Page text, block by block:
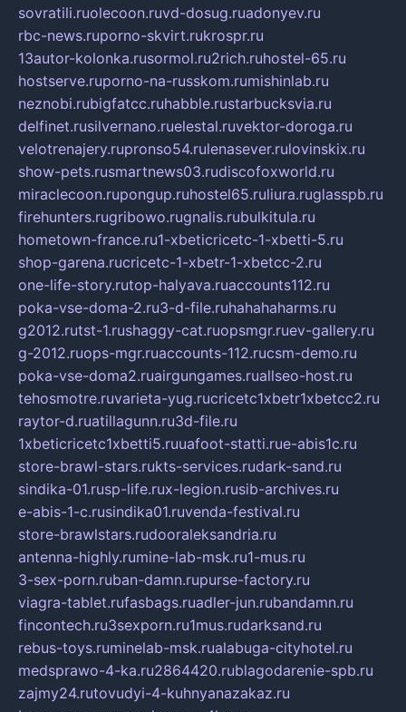
sovratili.ruolecoon.ruvd-dosug.ruadonyev.ru
rbc-news.ruporno-skvirt.rukrospr.ru
13autor-kolonka.rusormol.ru2rich.ruhostel-65.ru
hostserve.ruporno-na-russkom.rumishinlab.ru
neznobi.rubigfatcc.ruhabble.rustarbucksvia.ru
delfinet.rusilvernano.ruelestal.ruvektor-doroga.ru
velotrenajery.rupronso54.rulenasever.rulovinskix.ru
show-pets.rusmartnews03.rudiscofoxworld.ru
miraclecoon.rupongup.ruhostel65.ruliura.ruglasspb.ru
firehunters.rugribowo.rugnalis.rubulkitula.ru
hometown-france.ru1-xbeticricetc-1-xbetti-5.ru
shop-garena.rucricetc-1-xbetr-1-xbetcc-2.ru
one-life-story.rutop-halyava.ruaccounts112.ru
poka-vse-doma-2.ru3-d-file.ruhahahaharms.ru
g2012.rutst-1.rushaggy-cat.ruopsmgr.ruev-gallery.ru
g-2012.ruops-mgr.ruaccounts-112.rucsm-demo.ru
poka-vse-doma2.ruairgungames.ruallseo-host.ru
tehosmotre.ruvarieta-yug.rucricetc1xbetr1xbetcc2.ru
raytor-d.ruatillagunn.ru3d-file.ru
1xbeticricetc1xbetti5.ruuafoot-statti.rue-abis1c.ru
store-brawl-stars.rukts-services.rudark-sand.ru
sindika-01.rusp-life.rux-legion.rusib-archives.ru
e-abis-1-c.rusindika01.ruvenda-festival.ru
store-brawlstars.rudooraleksandria.ru
antenna-highly.rumine-lab-msk.ru1-mus.ru
3-sex-porn.ruban-damn.rupurse-factory.ru
viagra-tablet.rufasbags.ruadler-jun.rubandamn.ru
fincontech.ru3sexporn.ru1mus.rudarksand.ru
rebus-toys.ruminelab-msk.rualabuga-cityhotel.ru
medsprawo-4-ka.ru2864420.rublagodarenie-spb.ru
zajmy24.rutovudyi-4-kuhnyanazakaz.ru